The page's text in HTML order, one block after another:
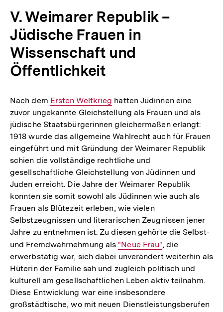
V. Weimarer Republik –
Jüdische Frauen in
Wissenschaft und
Öffentlichkeit
Nach dem Interner
Link:
Ersten Weltkrieg hatten Jüdinnen eine
zuvor ungekannte Gleichstellung als Frauen und als
jüdische Staatsbürgerinnen gleichermaßen erlangt:
1918 wurde das allgemeine Wahlrecht auch für Frauen
eingeführt und mit Gründung der Weimarer Republik
schien die vollständige rechtliche und
gesellschaftliche Gleichstellung von Jüdinnen und
Juden erreicht. Die Jahre der Weimarer Republik
konnten sie somit sowohl als Jüdinnen wie auch als
Frauen als Blütezeit erleben, wie vielen
Selbstzeugnissen und literarischen Zeugnissen jener
Jahre zu entnehmen ist. Zu diesen gehörte die Selbst-
und Fremdwahrnehmung alsInterner
Link:
"Neue Frau", die
erwerbstätig war, sich dabei unverändert weiterhin als
Hüterin der Familie sah und zugleich politisch und
kulturell am gesellschaftlichen Leben aktiv teilnahm.
Diese Entwicklung war eine insbesondere
großstädtische, wo mit neuen Dienstleistungsberufen